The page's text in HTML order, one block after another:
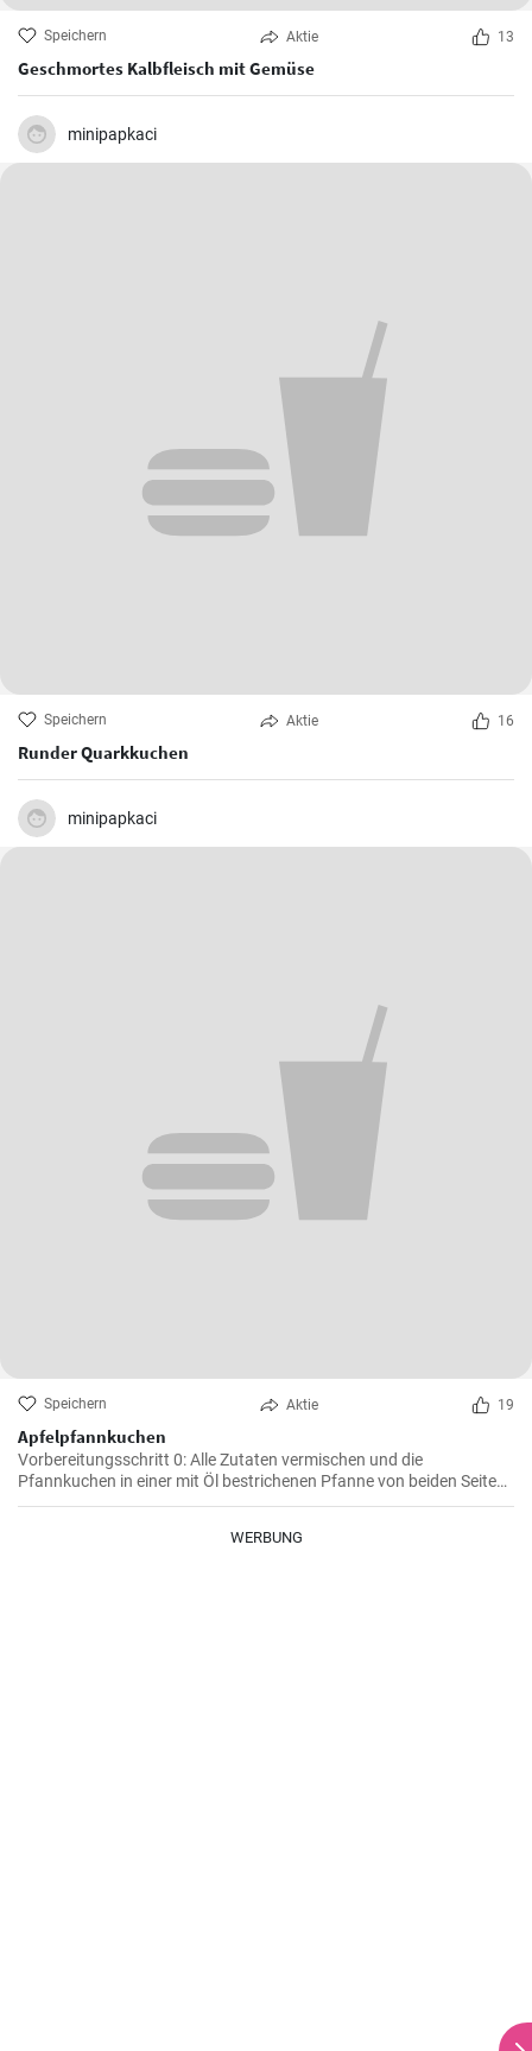
Speichern Aktie 13
Geschmortes Kalbfleisch mit Gemüse
minipapkaci
Speichern Aktie 16
Runder Quarkkuchen
minipapkaci
Speichern Aktie 19
Apfelpfannkuchen
Vorbereitungsschritt 0: Alle Zutaten vermischen und die
Pfannkuchen in einer mit Öl bestrichenen Pfanne von beiden Seiten
braten.
WERBUNG